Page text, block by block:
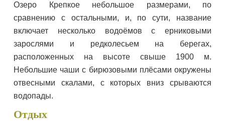
Озеро Крепкое небольшое размерами, по
сравнению с остальными, и, по сути, название
включает несколько водоёмов с ерниковыми
зарослями и редколесьем на берегах,
расположенных на высоте свыше 1900 м.
Небольшие чаши с бирюзовыми плёсами окружены
отвесными скалами, с которых вниз срываются
водопады.
Отдых